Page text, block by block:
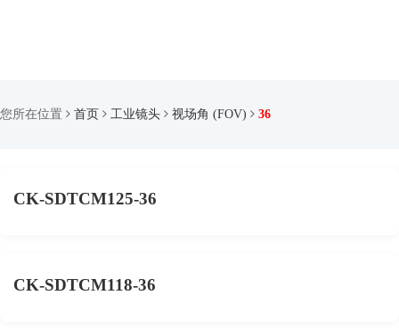
您所在位置 首页 工业镜头 视场角 (FOV) 36
CK-SDTCM125-36
CK-SDTCM118-36